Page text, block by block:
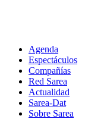
Agenda
Espectáculos
Compañías
Red Sarea
Actualidad
Sarea-Dat
Sobre Sarea